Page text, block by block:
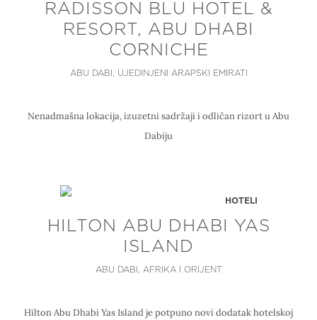
RADISSON BLU HOTEL &
RESORT, ABU DHABI
CORNICHE
ABU DABI, UJEDINJENI ARAPSKI EMIRATI
Nenadmašna lokacija, izuzetni sadržaji i odličan rizort u Abu
Dabiju
HOTELI
HILTON ABU DHABI YAS
ISLAND
ABU DABI, AFRIKA I ORIJENT
Hilton Abu Dhabi Yas Island je potpuno novi dodatak hotelskoj